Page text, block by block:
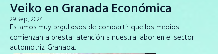
Veiko en Granada Económica
29 Sep, 2024
Estamos muy orgullosos de compartir que los medios
comienzan a prestar atención a nuestra labor en el sector
automotriz. Granada...